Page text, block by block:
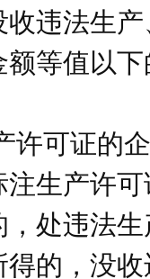
违法生
等值以
许可证的
生产许
处违法
的，没